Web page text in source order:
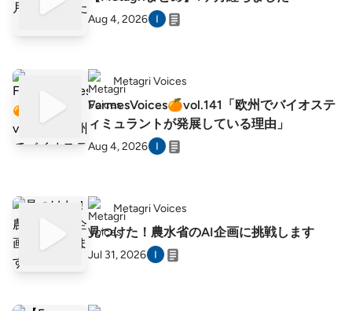
Aug 4, 2026
Metagri Voices
FarmesVoices🍊vol.141「欧州でバイオステ
ィミュラントが発展している理由」
Aug 4, 2026
Metagri Voices
見つけた！農水省のAI企画に挑戦します
Jul 31, 2026